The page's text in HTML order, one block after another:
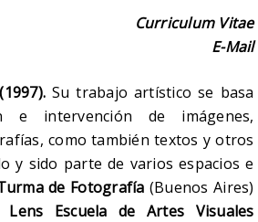
Curriculum Vitae
E-Mail
Su trabajo artístico se basa
e intervención de imágenes,
como también textos y otros
y sido parte de varios espacios e
de Fotografía (Buenos Aires)
Lens Escuela de Artes Visuales